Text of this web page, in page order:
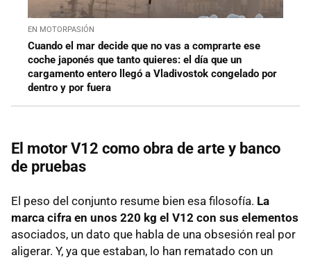
EN MOTORPASIÓN
Cuando el mar decide que no vas a comprarte ese
coche japonés que tanto quieres: el día que un
cargamento entero llegó a Vladivostok congelado por
dentro y por fuera
El motor V12 como obra de arte y banco
de pruebas
El peso del conjunto resume bien esa filosofía. La
marca cifra en unos 220 kg el V12 con sus elementos
asociados, un dato que habla de una obsesión real por
aligerar. Y, ya que estaban, lo han rematado con un